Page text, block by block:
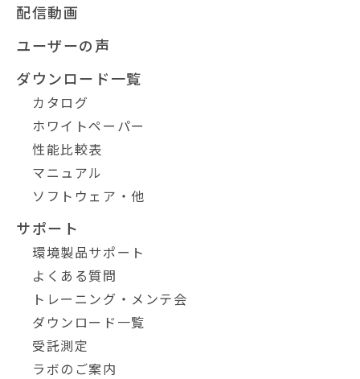
配信動画
ユーザーの声
ダウンロード一覧
カタログ
ホワイトペーパー
性能比較表
マニュアル
ソフトウェア・他
サポート
環境製品サポート
よくある質問
トレーニング・メンテ会
ダウンロード一覧
受託測定
ラボのご案内